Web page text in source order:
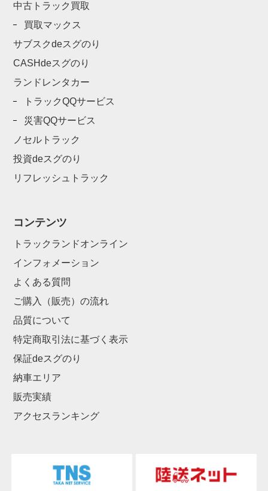
中古トラック買取
買取マックス
サブスクdeスグのり
CASHdeスグのり
ランドレンタカー
トラックQQサービス
災害QQサービス
ノセルトラック
投資deスグのり
リフレッシュトラック
コンテンツ
トラックランドオンライン
インフォメーション
よくある質問
ご購入（販売）の流れ
品質について
特定商取引法に基づく表示
保証deスグのり
納車エリア
販売実績
アクセスランキング